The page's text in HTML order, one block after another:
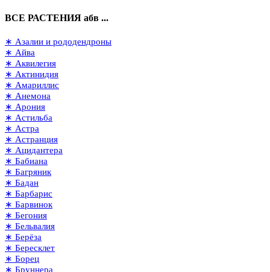
ВСЕ РАСТЕНИЯ абв ...
∗ Азалии и рододендроны
∗ Айва
∗ Аквилегия
∗ Актинидия
∗ Амариллис
∗ Анемона
∗ Арония
∗ Астильба
∗ Астра
∗ Астранция
∗ Ацидантера
∗ Бабиана
∗ Багряник
∗ Бадан
∗ Барбарис
∗ Барвинок
∗ Бегония
∗ Бельвалия
∗ Берёза
∗ Бересклет
∗ Борец
∗ Бруннера